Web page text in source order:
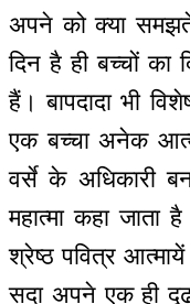
अपने को क्या
दिन है ही बच्चों
हैं। बापदादा भी
एक बच्चा अनेक
वर्से के अधिकारी
महात्मा कहा जाता
श्रेष्ठ पवित्र
सदा अपने एक ही